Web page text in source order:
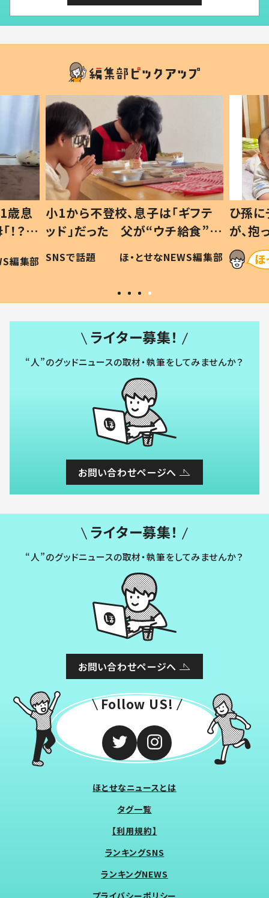
歳息
？」
編集部
小1から不登校、息子は「ギフテ
ッド」だった 父が“ウチ給食”を
作り続ける理由とは #令和の親
#令和の子
SNSで話題 ほ・とせなNEWS編集部
ひ孫
が、
「涙が
い」
ライター募集！
“人”のグッドニュースの取材・執筆をしてみませんか？
お問い合わせページへ
ライター募集！
“人”のグッドニュースの取材・執筆をしてみませんか？
お問い合わせページへ
Follow US!
ほとせなニュースとは
タグ一覧
【利用規約】
ランキングSNS
ランキングNEWS